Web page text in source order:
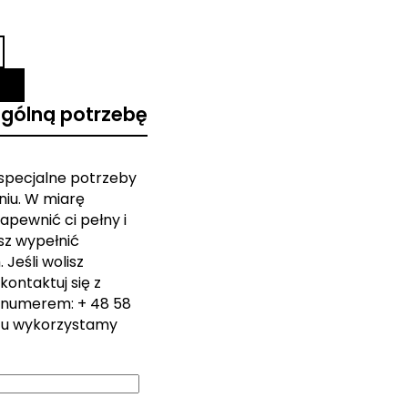
potrzebę
potrzeby
W miarę
ci pełny i
wypełnić
Jeśli wolisz
się z
+ 48 58
wykorzystamy